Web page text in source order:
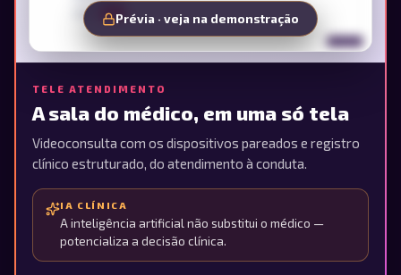
Prévia · veja na demonstração
TELE ATENDIMENTO
A sala do médico, em uma só tela
Videoconsulta com os dispositivos pareados e registro
clínico estruturado, do atendimento à conduta.
IA CLÍNICA
A inteligência artificial não substitui o médico —
potencializa a decisão clínica.